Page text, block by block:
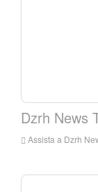
Assista a Dzrh News Televisão ao vivo on-line, Dzrh News Televisão HD Live